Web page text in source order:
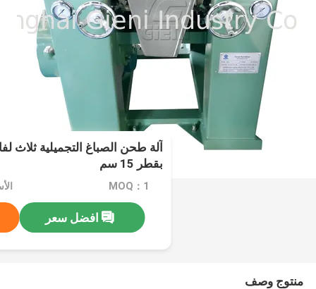
بقطر 15 سم
MOQ：1
افضل سعر
منتوج وصف